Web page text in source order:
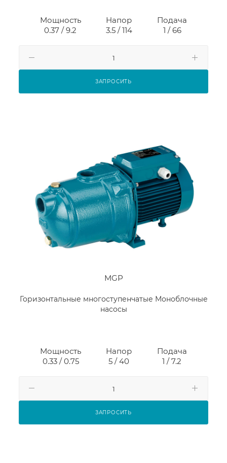
Мощность
0.37 / 9.2
Напор
3.5 / 114
Подача
1 / 66
ЗАПРОСИТЬ
MGP
Горизонтальные многоступенчатые Моноблочные
насосы
Мощность
0.33 / 0.75
Напор
5 / 40
Подача
1 / 7.2
ЗАПРОСИТЬ